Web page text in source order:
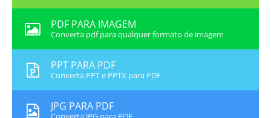
PDF PARA IMAGEM
Converta pdf para qualquer formato de imagem
PPT PARA PDF
Converta PPT e PPTX para PDF
JPG PARA PDF